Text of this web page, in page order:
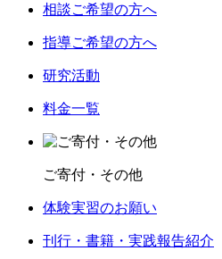
相談ご希望の方へ
指導ご希望の方へ
研究活動
料金一覧
ご寄付・その他
体験実習のお願い
刊行・書籍・実践報告紹介